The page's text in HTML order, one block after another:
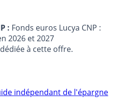
: Fonds euros Lucya CNP :
2026 et 2027
à cette offre.
indépendant de l'épargne